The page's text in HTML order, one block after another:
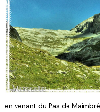
en venant du Pas de Maimbré